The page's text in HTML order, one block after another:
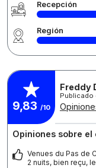
Recepción
Región
9,83 /10
Freddy
Opiniones sobre el
Venues du Pas de
2 nuits, bien reçu,